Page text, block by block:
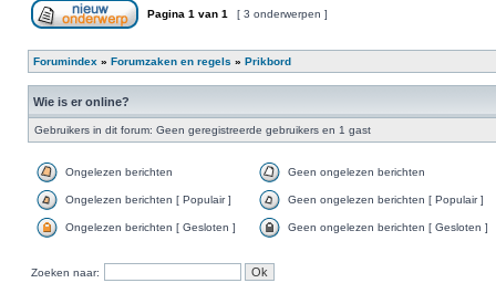
Pagina 1 van 1 [ 3 onderwerpen ]
Forumindex » Forumzaken en regels » Prikbord
Wie is er online?
Gebruikers in dit forum: Geen geregistreerde gebruikers en 1 gast
Ongelezen berichten Geen ongelezen berichten
Ongelezen berichten [ Populair ] Geen ongelezen berichten [ Populair ]
Ongelezen berichten [ Gesloten ] Geen ongelezen berichten [ Gesloten ]
Zoeken naar: